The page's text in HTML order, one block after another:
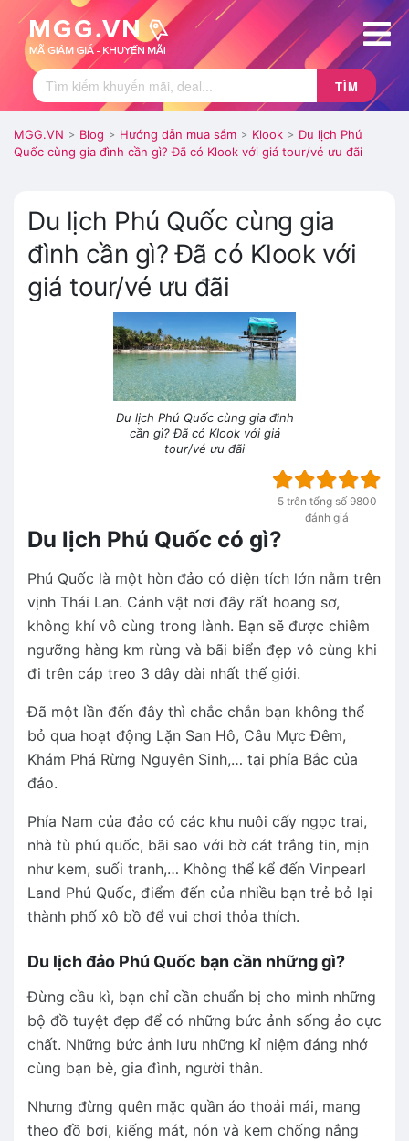
TÌM
MGG.VN > Blog > Hướng dẫn mua sắm > Klook > Du lịch Phú
Quốc cùng gia đình cần gì? Đã có Klook với giá tour/vé ưu đãi
Du lịch Phú Quốc cùng gia
đình cần gì? Đã có Klook với
giá tour/vé ưu đãi
Du lịch Phú Quốc cùng gia đình
cần gì? Đã có Klook với giá
tour/vé ưu đãi
5 trên tổng số 9800
đánh giá
Du lịch Phú Quốc có gì?
Phú Quốc là một hòn đảo có diện tích lớn nằm trên
vịnh Thái Lan. Cảnh vật nơi đây rất hoang sơ,
không khí vô cùng trong lành. Bạn sẽ được chiêm
ngưỡng hàng km rừng và bãi biển đẹp vô cùng khi
đi trên cáp treo 3 dây dài nhất thế giới.
Đã một lần đến đây thì chắc chắn bạn không thể
bỏ qua hoạt động Lặn San Hô, Câu Mực Đêm,
Khám Phá Rừng Nguyên Sinh,… tại phía Bắc của
đảo.
Phía Nam của đảo có các khu nuôi cấy ngọc trai,
nhà tù phú quốc, bãi sao với bờ cát trắng tin, mịn
như kem, suối tranh,… Không thể kể đến Vinpearl
Land Phú Quốc, điểm đến của nhiều bạn trẻ bỏ lại
thành phố xô bồ để vui chơi thỏa thích.
Du lịch đảo Phú Quốc bạn cần những gì?
Đừng cầu kì, bạn chỉ cần chuẩn bị cho mình những
bộ đồ tuyệt đẹp để có những bức ảnh sống ảo cực
chất. Những bức ảnh lưu những kỉ niệm đáng nhớ
cùng bạn bè, gia đình, người thân.
Nhưng đừng quên mặc quần áo thoải mái, mang
theo đồ bơi, kiếng mát, nón và kem chống nắng